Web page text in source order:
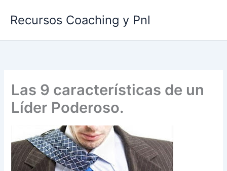
Recursos Coaching y Pnl
Las 9 características de un
Líder Poderoso.